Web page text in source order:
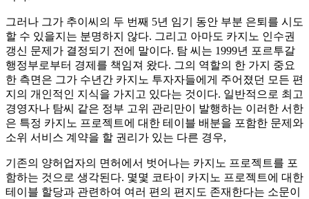
그러나 그가 추이씨의 두 번째 5년 임기 동안 부분 은퇴를 시도
할 수 있을지는 분명하지 않다. 그리고 아마도 카지노 인수권
갱신 문제가 결정되기 전에 말이다. 탐 씨는 1999년 포르투갈
행정부로부터 경제를 책임져 왔다. 그의 역할의 한 가지 중요
한 측면은 그가 수년간 카지노 투자자들에게 주어졌던 모든 편
지의 개인적인 지식을 가지고 있다는 것이다. 일반적으로 최고
경영자나 탐씨 같은 정부 고위 관리만이 발행하는 이러한 서한
은 특정 카지노 프로젝트에 대한 테이블 배분을 포함한 문제와
소위 서비스 계약을 할 권리가 있는 다른 경우,
기존의 양허업자의 면허에서 벗어나는 카지노 프로젝트를 포
함하는 것으로 생각된다. 몇몇 코타이 카지노 프로젝트에 대한
테이블 할당과 관련하여 여러 편의 편지도 존재한다는 소문이